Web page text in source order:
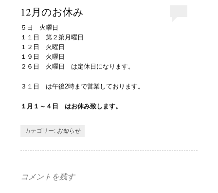
12月のお休み
５日 火曜日
１１日 第２第月曜日
１２日 火曜日
１９日 火曜日
２６日 火曜日 は定休日になります。
３１日 は午後2時まで営業しております。
１月１～４日 はお休み致します。
カテゴリー: お知らせ
コメントを残す